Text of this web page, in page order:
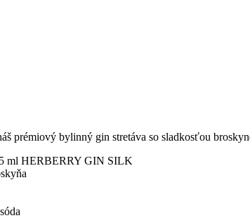
prémiový bylinný gin stretáva so sladkosťou
ml HERBERRY GIN SILK